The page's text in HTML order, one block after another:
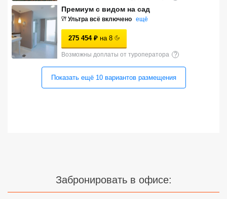
Премиум с видом на сад
Ультра всё включено ещё
275 454 ₽ на 8
Возможны доплаты от туроператора ?
Показать ещё 10 вариантовразмещения
Забронировать в офисе:
Сетевые отели Шри Ланки
Сетевые отели Вьетнама
Сетевые отели Бали